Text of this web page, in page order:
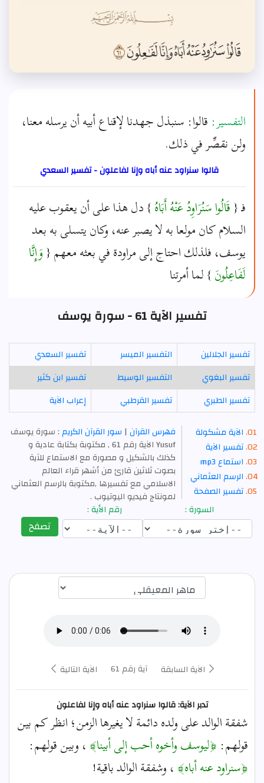
التفسير: قالوا: سنبذل جهدنا لإقناع أبيه أن يرسله معنا،
ولن نقصِّر في ذلك.
قالوا سنراود عنه أباه وإنا لفاعلون - تفسير السعدي
فـ {قَالُوا سَنُرَاوِدُ عَنْهُ أَبَاهُ} دل هذا على أن يعقوب عليه
السلام كان مولعا به لا يصبر عنه، وكان يتسلى به بعد
يوسف، فلذلك احتاج إلى مراودة في بعثه معهم {وَإِنَّا
لَفَاعِلُونَ} لما أمرتنا
تفسير الآية 61 - سورة يوسف
تفسير الجلالين التفسير الميسر
تفسير السعدي
تفسير البغوي
التفسير الوسيط
تفسير ابن كثير
تفسير الطبري
تفسير القرطبي إعراب الآية
الآية مشكولة
تفسير الآية
استماع mp3
الرسم العثماني
تفسير الصفحة
فهرس القرآن | سور القرآن الكريم: سورة يوسف
Yusuf الآية رقم 61 , مكتوبة بكتابة عادية و
كذلك بالشكيل و مصورة مع الاستماع للآية
بصوت ثلاثين قارئ من أشهر قراء العالم
الاسلامي مع تفسيرها ,مكتوبة بالرسم العثماني
لمونتاج فيديو اليوتيوب .
السورة :
رقم الأية :
تصفح
اختيار قارئ الآية
الآية السابقة آية رقم 61 الآية التالية
تدبر الآية: قالوا سنراود عنه أباه وإنا لفاعلون
شفقة الوالد على ولده دائمة لا يغيرها الزمن؛ انظر كم بين
قولهم: ﴿ليوسف وأخوه أحب إلى أبينا﴾، وبين قولهم:
﴿سنراود عنه أباه﴾، وشفقة الوالد باقية!